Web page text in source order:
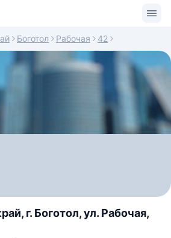
Боготол Рабочая 42
г. Боготол, ул. Рабочая,